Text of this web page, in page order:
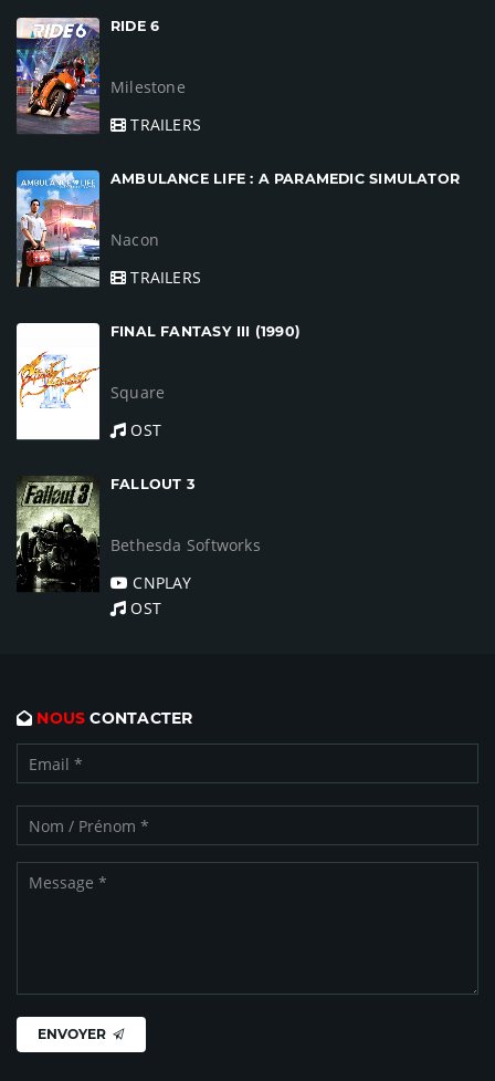
RIDE 6
Milestone
TRAILERS
AMBULANCE LIFE : A PARAMEDIC SIMULATOR
Nacon
TRAILERS
FINAL FANTASY III (1990)
Square
OST
FALLOUT 3
Bethesda Softworks
CNPLAY
OST
NOUS CONTACTER
ENVOYER